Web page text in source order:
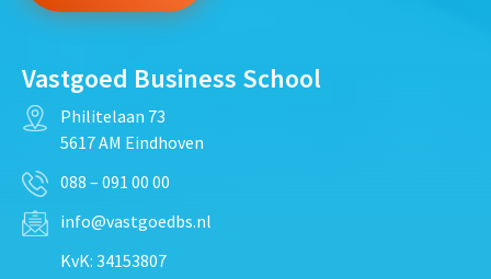
Vastgoed Business School
Philitelaan 73
5617 AM Eindhoven
088 – 091 00 00
info@vastgoedbs.nl
KvK: 34153807